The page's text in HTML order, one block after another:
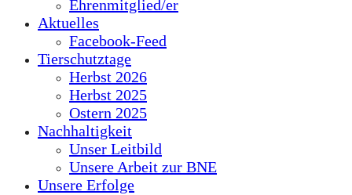
Ehrenmitglied/er
Aktuelles
Facebook-Feed
Tierschutztage
Herbst 2026
Herbst 2025
Ostern 2025
Nachhaltigkeit
Unser Leitbild
Unsere Arbeit zur BNE
Unsere Erfolge